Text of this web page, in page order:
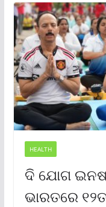
HEALTH
ଦି ଯୋଗ
ଭାରତରେ